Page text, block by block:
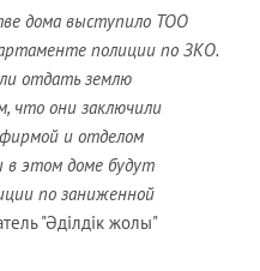
дома выступило ТОО
полиции по ЗКО.
отдать землю
что они заключили
и отделом
этом доме будут
по заниженной
"Әділдік жолы"